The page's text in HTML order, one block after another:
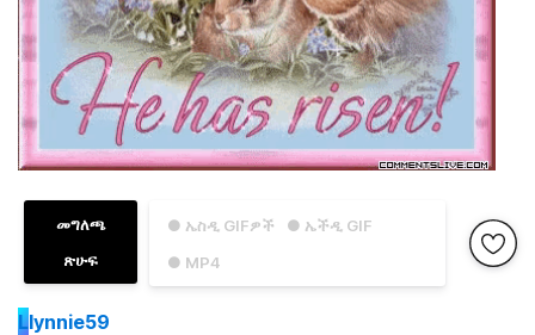
● ኤስዲ GIFዎች
● ኤችዲ GIF
● MP4
መግለጫ
ጽሁፍ
Llynnie59